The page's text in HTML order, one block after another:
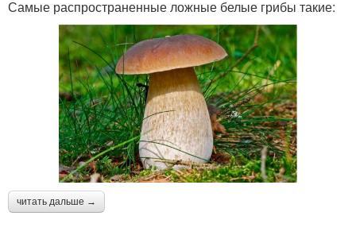
Самые распространенные ложные белые грибы такие:
читать дальше →